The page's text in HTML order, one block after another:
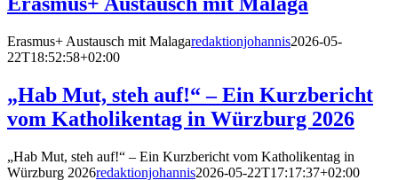
Erasmus+ Austausch mit Malagaredaktionjohannis2026-05-
22T18:52:58+02:00
„Hab Mut, steh auf!“ – Ein Kurzbericht
vom Katholikentag in Würzburg 2026
„Hab Mut, steh auf!“ – Ein Kurzbericht vom Katholikentag in
Würzburg 2026redaktionjohannis2026-05-22T17:17:37+02:00